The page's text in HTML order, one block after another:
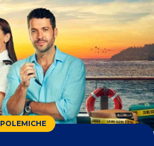
POLEMICHE